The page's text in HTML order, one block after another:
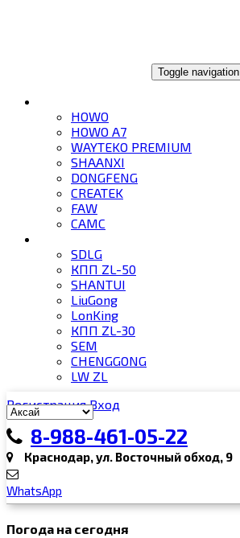
Toggle navigation
HOWO
HOWO A7
WAYTEKO PREMIUM
SHAANXI
DONGFENG
CREATEK
FAW
CAMC
SDLG
КПП ZL-50
SHANTUI
LiuGong
LonKing
КПП ZL-30
SEM
CHENGGONG
LW ZL
Регистрация Вход
8-988-461-05-22
Краснодар, ул. Восточный обход, 9
WhatsApp
Погода на сегодня